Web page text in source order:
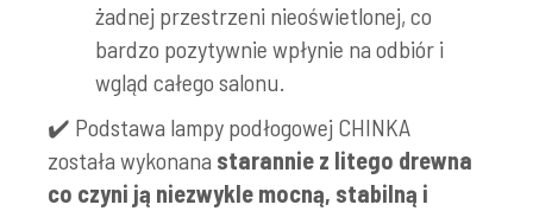
żadnej przestrzeni nieoświetlonej, co
bardzo pozytywnie wpłynie na odbiór i
wgląd całego salonu.
✔️ Podstawa lampy podłogowej CHINKA
została wykonana starannie z litego drewna
co czyni ją niezwykle mocną, stabilną i